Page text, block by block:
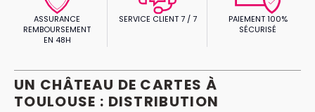
ASSURANCE
REMBOURSEMENT
EN 48H
SERVICE CLIENT 7 / 7
PAIEMENT 100%
SÉCURISÉ
UN CHÂTEAU DE CARTES À
TOULOUSE : DISTRIBUTION